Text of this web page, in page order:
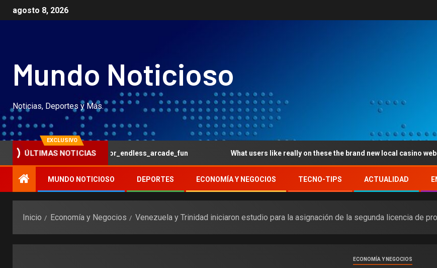
agosto 8, 2026
Mundo Noticioso
Noticias, Deportes y Más.
EXCLUSIVO
ÚLTIMAS NOTICIAS What users like really on these the brand new local casino web sites is
MUNDO NOTICIOSO DEPORTES ECONOMÍA Y NEGOCIOS TECNO-TIPS ACTUALIDAD
Inicio Economía y Negocios Venezuela y Trinidad iniciaron estudio para la asignación de la segunda licencia de
ECONOMÍA Y NEGOCIOS